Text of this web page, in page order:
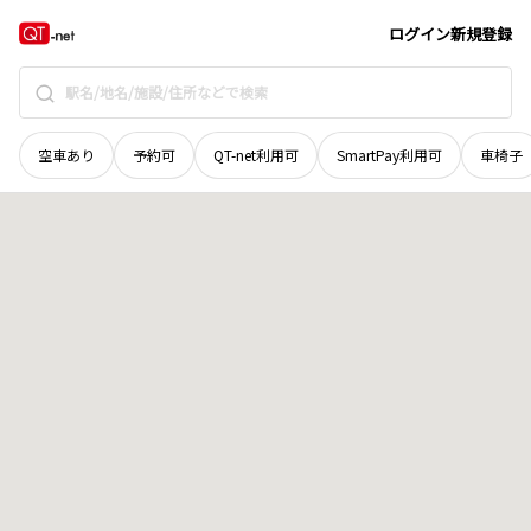
ログイン新規登録
空車あり 予約可 QT-net利用可 SmartPay利用可 車椅子
北海道